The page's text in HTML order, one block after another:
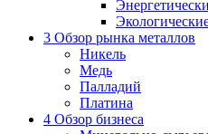
3 Обзор рынка металлов
Никель
Медь
Палладий
Платина
4 Обзор бизнеса